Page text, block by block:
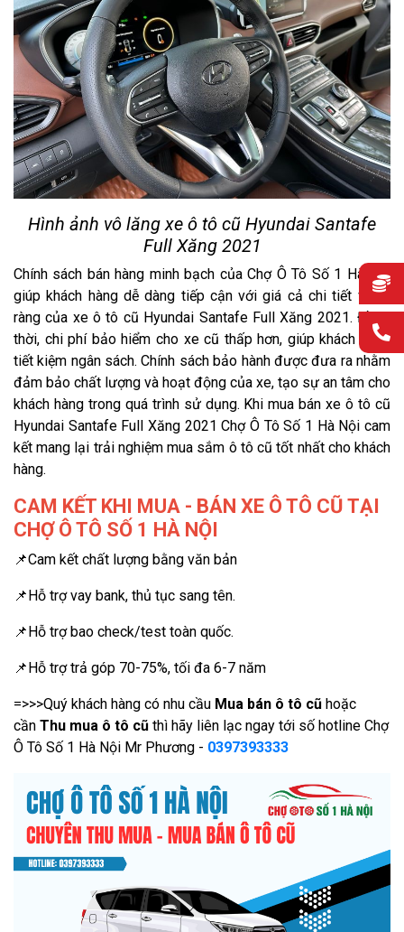
Hình ảnh vô lăng xe ô tô cũ Hyundai Santafe
Full Xăng 2021
Chính sách bán hàng minh bạch của Chợ Ô Tô Số 1 Hà Nội
giúp khách hàng dễ dàng tiếp cận với giá cả chi tiết và rõ
ràng của xe ô tô cũ Hyundai Santafe Full Xăng 2021. Đồng
thời, chi phí bảo hiểm cho xe cũ thấp hơn, giúp khách hàng
tiết kiệm ngân sách. Chính sách bảo hành được đưa ra nhằm
đảm bảo chất lượng và hoạt động của xe, tạo sự an tâm cho
khách hàng trong quá trình sử dụng. Khi mua bán xe ô tô cũ
Hyundai Santafe Full Xăng 2021 Chợ Ô Tô Số 1 Hà Nội cam
kết mang lại trải nghiệm mua sắm ô tô cũ tốt nhất cho khách
hàng.
CAM KẾT KHI MUA - BÁN XE Ô TÔ CŨ TẠI
CHỢ Ô TÔ SỐ 1 HÀ NỘI
📌Cam kết chất lượng bằng văn bản
📌Hỗ trợ vay bank, thủ tục sang tên.
📌Hỗ trợ bao check/test toàn quốc.
📌Hỗ trợ trả góp 70-75%, tối đa 6-7 năm
=>>>Quý khách hàng có nhu cầu Mua bán ô tô cũ hoặc
cần Thu mua ô tô cũ thì hãy liên lạc ngay tới số hotline Chợ
Ô Tô Số 1 Hà Nội Mr Phương - 0397393333